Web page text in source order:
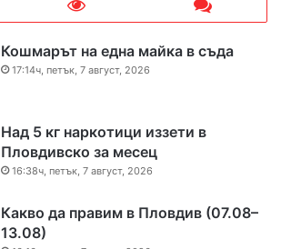
Кошмарът на една майка в съда
17:14ч, петък, 7 август, 2026
Над 5 кг наркотици иззети в
Пловдивско за месец
16:38ч, петък, 7 август, 2026
Какво да правим в Пловдив (07.08–
13.08)